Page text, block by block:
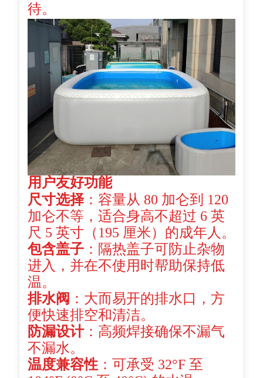
待。
用户友好功能
尺寸选择：容量从 80 加仑到 120
加仑不等，适合身高不超过 6 英
尺 5 英寸（195 厘米）的成年人。
包含盖子 ：隔热盖子可防止杂物
进入，并在不使用时帮助保持低
温。
排水阀 ：大而易开的排水口，方
便快速排空和清洁。
防漏设计：高频焊接确保不漏气
不漏水。
温度兼容性 ：可承受 32°F 至